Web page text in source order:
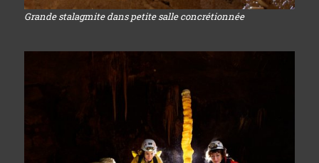
Grande stalagmite dans petite salle concrétionnée